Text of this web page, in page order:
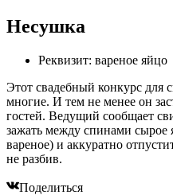
Несушка
Реквизит: вареное яйцо
Этот свадебный конкурс для
многие. И тем не менее он
гостей. Ведущий сообщает
зажать между спинами сырое
вареное) и аккуратно
не разбив.
Поделиться